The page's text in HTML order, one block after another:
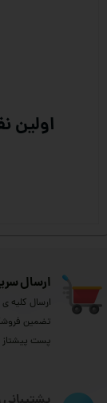
اولین
ارسال
ارسال کلیه
تضمین
پست